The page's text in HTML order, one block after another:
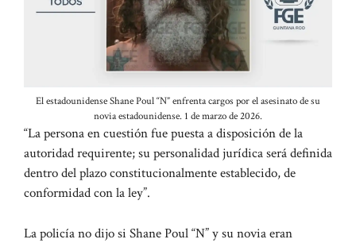
El estadounidense Shane Poul “N” enfrenta cargos por el asesinato de su
novia estadounidense. 1 de marzo de 2026.
“La persona en cuestión fue puesta a disposición de la
autoridad requirente; su personalidad jurídica será definida
dentro del plazo constitucionalmente establecido, de
conformidad con la ley”.
La policía no dijo si Shane Poul “N” y su novia eran